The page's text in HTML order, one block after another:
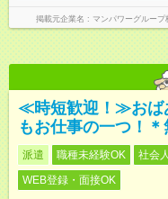
掲載元企業名 マンパワーグルー
≪時短歓迎！≫おば
もお仕事の一つ！
派遣 職種未経験OK 社会
WEB登録・面接OK